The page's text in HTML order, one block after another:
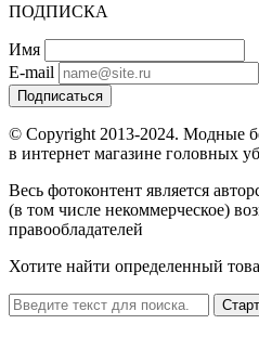
ПОДПИСКА
Имя
E-mail
Подписаться
© Copyright 2013-2024. Модные
в интернет магазине головных
Весь фотоконтент является
(в том числе некоммерческое)
правообладателей
Хотите найти определенный
Старт